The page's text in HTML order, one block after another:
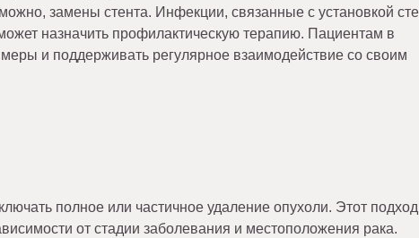
замены стента. Инфекции, связанные с установкой
назначить профилактическую терапию. Пациентам в
и поддерживать регулярное взаимодействие со своим
полное или частичное удаление опухоли. Этот подход
от стадии заболевания и местоположения рака.